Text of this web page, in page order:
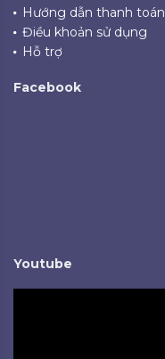
Hướng dẫn thanh toán
Điều khoản sử dụng
Hỗ trợ
Facebook
Youtube